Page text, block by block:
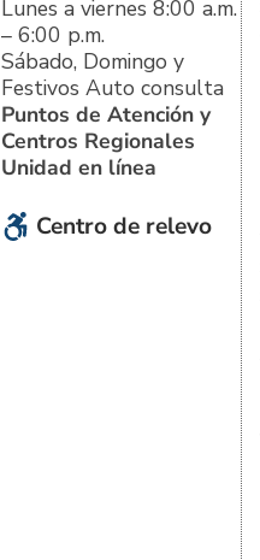
Lunes a viernes 8:00 a.m.
– 6:00 p.m.
Sábado, Domingo y
Festivos Auto consulta
Puntos de Atención y
Centros Regionales
Unidad en línea
Centro de relevo